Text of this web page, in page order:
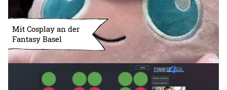
Mit Cosplay an der
Fantasy Basel